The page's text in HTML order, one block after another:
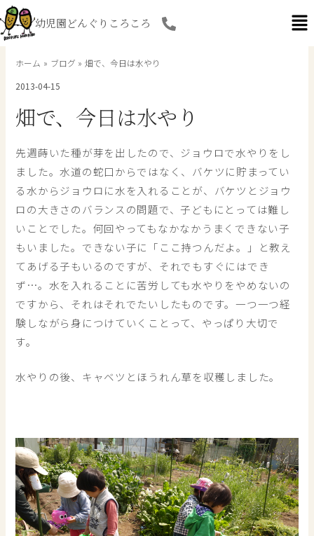
内
容
を
幼児園どんぐりころころ
ホーム ブログ
畑で、今日は水やり
2013-04-15
畑で、今日は水やり
先週蒔いた種が芽を出したので、ジョウロで水やりをし
ました。水道の蛇口からではなく、バケツに貯まってい
る水からジョウロに水を入れることが、バケツとジョウ
ロの大きさのバランスの問題で、子どもにとっては難し
いことでした。何回やってもなかなかうまくできない子
もいました。できない子に「ここ持つんだよ。」と教え
てあげる子もいるのですが、それでもすぐにはでき
ず…。水を入れることに苦労しても水やりをやめないの
ですから、それはそれでたいしたものです。一つ一つ経
験しながら身につけていくことって、やっぱり大切で
す。
水やりの後、キャベツとほうれん草を収穫しました。